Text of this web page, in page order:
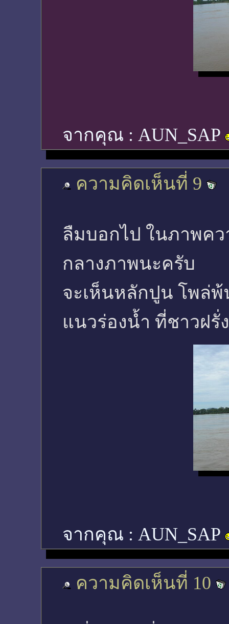
จากคุณ : AUN_SAP
ความคิดเห็นที่ 9
ลืมบอกไป ในภาพคว
กลางภาพนะครับ
จะเห็นหลักปูน โพล่
แนวร่องน้ำ ที่ชาวฝรั่
จากคุณ : AUN_SAP
ความคิดเห็นที่ 10